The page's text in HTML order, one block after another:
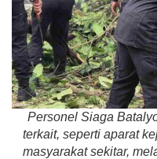
Personel Siaga
terkait, seperti aparat
masyarakat sekitar,